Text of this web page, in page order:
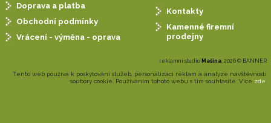
Doprava a platba
Obchodní podmínky
Vrácení - výměna - oprava
Kontakty
Kamenné firemní
prodejny
reklamní studio Mašina, 2026 © BANNER
Tento web používá k poskytování služeb, personalizaci reklam a analýze návštěvnosti
soubory cookie. Používáním tohoto webu s tím souhlasíte. Více zde